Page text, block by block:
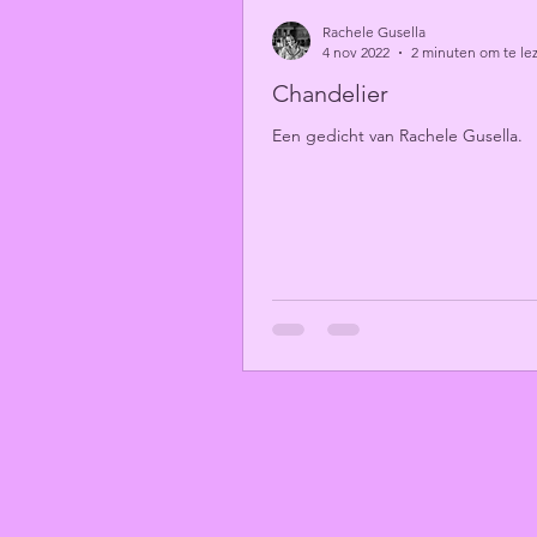
Chandelier
Een gedicht van Rachele Gusella.
Rachele Gusella
4 nov 2022
2 minuten om te